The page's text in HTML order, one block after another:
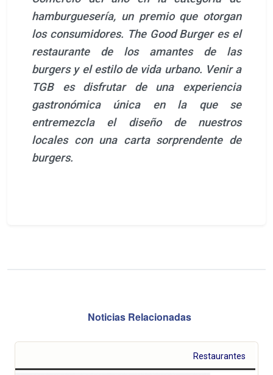
hamburguesería, un premio que otorgan
los consumidores. The Good Burger es el
restaurante de los amantes de las
burgers y el estilo de vida urbano. Venir a
TGB es disfrutar de una experiencia
gastronómica única en la que se
entremezcla el diseño de nuestros
locales con una carta sorprendente de
burgers.
Noticias Relacionadas
Restaurantes